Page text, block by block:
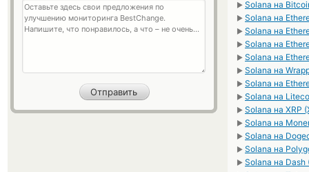
► Solana на
► Solana на
► Solana на
► Solana на
► Solana на
► Solana на
► Solana на
► Solana на
► Solana на XRP
► Solana на
► Solana на
► Solana на
► Solana на Dash